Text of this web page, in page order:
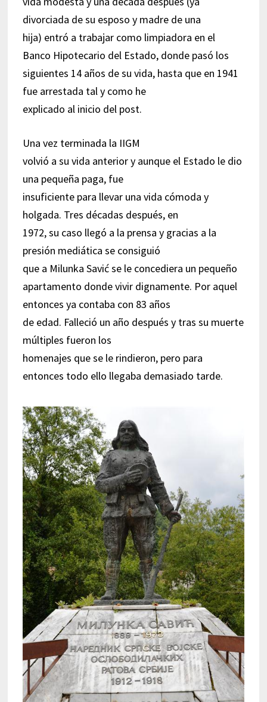
divorciada de su esposo y madre de una
hija) entró a trabajar como limpiadora en el
Banco Hipotecario del Estado, donde pasó los
siguientes 14 años de su vida, hasta que en 1941
fue arrestada tal y como he
explicado al inicio del post.
Una vez terminada la IIGM
volvió a su vida anterior y aunque el Estado le dio
una pequeña paga, fue
insuficiente para llevar una vida cómoda y
holgada. Tres décadas después, en
1972, su caso llegó a la prensa y gracias a la
presión mediática se consiguió
que a Milunka Savić se le concediera un pequeño
apartamento donde vivir dignamente. Por aquel
entonces ya contaba con 83 años
de edad. Falleció un año después y tras su muerte
múltiples fueron los
homenajes que se le rindieron, pero para
entonces todo ello llegaba demasiado tarde.